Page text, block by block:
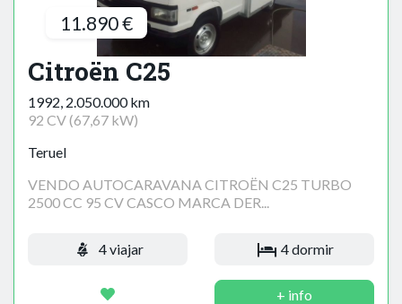
11.890 €
Citroën C25
1992, 2.050.000 km
92 CV (67,67 kW)
Teruel
VENDO AUTOCARAVANA CITROËN C25 TURBO
2500 CC 95 CV CASCO MARCA DER...
4 viajar 4 dormir
+ info